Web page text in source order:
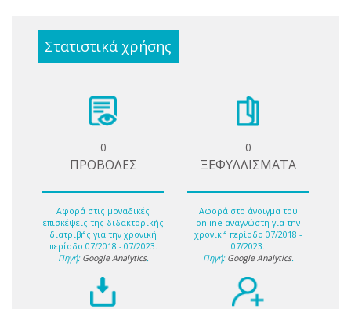
Στατιστικά χρήσης
0
ΠΡΟΒΟΛΕΣ
Αφορά στις μοναδικές
επισκέψεις της διδακτορικής
διατριβής για την χρονική
περίοδο 07/2018 - 07/2023.
Πηγή: Google Analytics.
0
ΞΕΦΥΛΛΙΣΜΑΤΑ
Αφορά στο άνοιγμα του
online αναγνώστη για την
χρονική περίοδο 07/2018 -
07/2023.
Πηγή: Google Analytics.